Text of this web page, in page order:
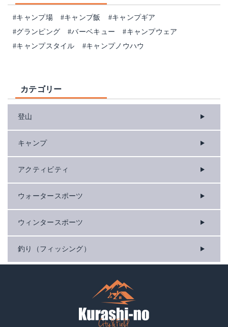
#キャンプ場 #キャンプ飯
#キャンプギア
#グランピング
#バーベキュー
#キャンプウェア
#キャンプスタイル
#キャンプノウハウ
カテゴリー
登山
キャンプ
アクティビティ
ウォータースポーツ
ウィンタースポーツ
釣り（フィッシング）